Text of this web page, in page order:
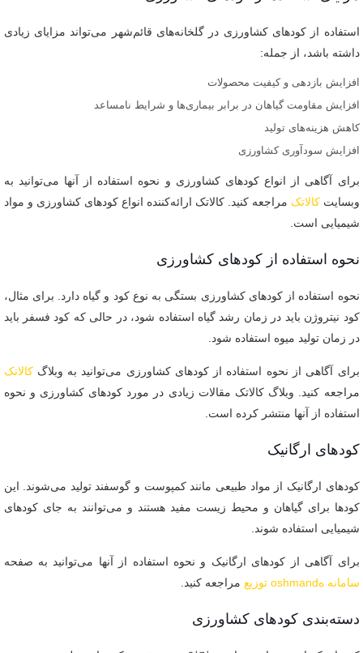
استفاده از کودهای کشاورزی در گلخانه‌های قائم‌شهر می‌تواند مزایای زیادی
داشته باشد، از جمله:
افزایش بازدهی و کیفیت محصولات
افزایش مقاومت گیاهان در برابر بیماری‌ها و شرایط نامساعد
کاهش هزینه‌های تولید
افزایش سودآوری کشاورزی
برای آگاهی از انواع کودهای کشاورزی و نحوه استفاده از آنها می‌توانید به
وبسایتکالاتک مراجعه کنید. کالاتک ارائه‌کننده انواع کودهای کشاورزی و مواد
شیمیایی است.
نحوه استفاده از کودهای کشاورزی
نحوه استفاده از کودهای کشاورزی بستگی به نوع کود و گیاه دارد. برای مثال،
کود نیتروژن باید در زمان رشد گیاه استفاده شود، در حالی که کود فسفر باید
در زمان تولید میوه استفاده شود.
برای آگاهی از نحوه استفاده از کودهای کشاورزی می‌توانید به وبلاگکالاتک
مراجعه کنید. وبلاگ کالاتک مقالات زیادی در مورد کودهای کشاورزی و نحوه
استفاده از آنها منتشر کرده است.
کودهای ارگانیک
کودهای ارگانیک از مواد طبیعی مانند کمپوست و گوسفند تولید می‌شوند. این
کودها برای گیاهان و محیط زیست مفید هستند و می‌توانند به جای کودهای
شیمیایی استفاده شوند.
برای آگاهی از کودهای ارگانیک و نحوه استفاده از آنها می‌توانید به صفحه
سامانه هoshmand توزیع
مراجعه کنید.
دسته‌بندی کودهای کشاورزی